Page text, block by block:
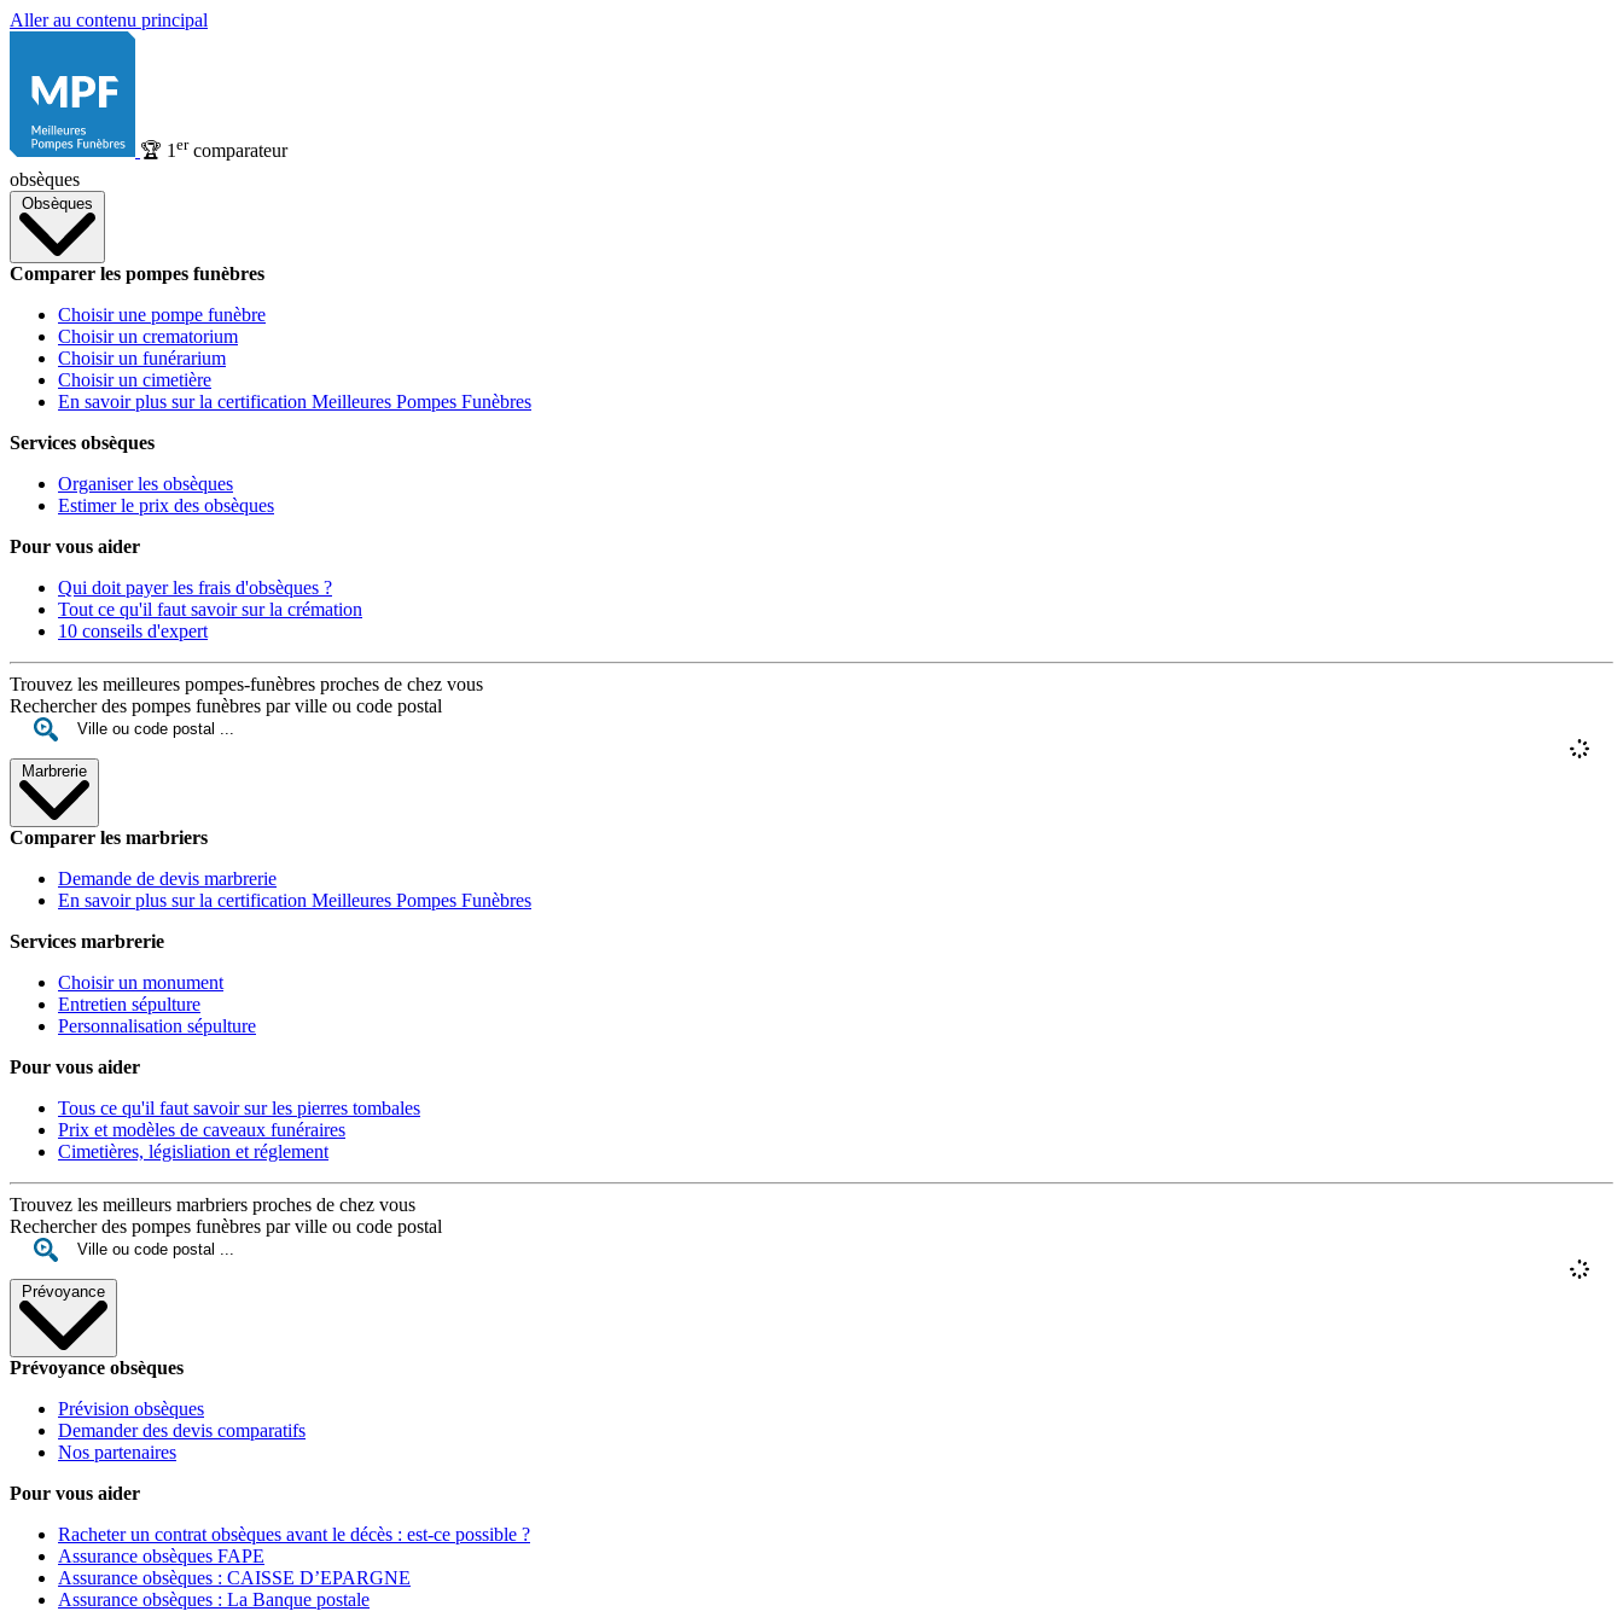
Aller au contenu principal
🏆 1 ercomparateur
obsèques
Obsèques
Comparer les pompes funèbres
Choisir une pompe funèbre
Choisir un crematorium
Choisir un funérarium
Choisir un cimetière
En savoir plus sur la certification Meilleures Pompes Funèbres
Services obsèques
Organiser les obsèques
Estimer le prix des obsèques
Pour vous aider
Qui doit payer les frais d'obsèques ?
Tout ce qu'il faut savoir sur la crémation
10 conseils d'expert
Trouvez les meilleures pompes-funèbres proches de chez vous
Rechercher des pompes funèbres par ville ou code postal
Marbrerie
Comparer les marbriers
Demande de devis marbrerie
En savoir plus sur la certification Meilleures Pompes Funèbres
Services marbrerie
Choisir un monument
Entretien sépulture
Personnalisation sépulture
Pour vous aider
Tous ce qu'il faut savoir sur les pierres tombales
Prix et modèles de caveaux funéraires
Cimetières, législiation et réglement
Trouvez les meilleurs marbriers proches de chez vous
Rechercher des pompes funèbres par ville ou code postal
Prévoyance
Prévoyance obsèques
Prévision obsèques
Demander des devis comparatifs
Nos partenaires
Pour vous aider
Racheter un contrat obsèques avant le décès : est-ce possible ?
Assurance obsèques FAPE
Assurance obsèques : CAISSE D’EPARGNE
Assurance obsèques : La Banque postale